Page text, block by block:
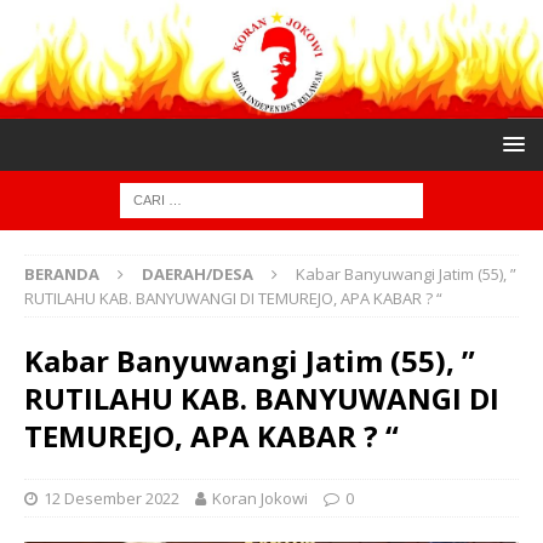
BERANDA DAERAH/DESA
Kabar Banyuwangi Jatim (55), ”
RUTILAHU KAB. BANYUWANGI DI TEMUREJO, APA KABAR ? “
Kabar Banyuwangi Jatim (55), ”
RUTILAHU KAB. BANYUWANGI DI
TEMUREJO, APA KABAR ? “
12 Desember 2022 Koran Jokowi 0